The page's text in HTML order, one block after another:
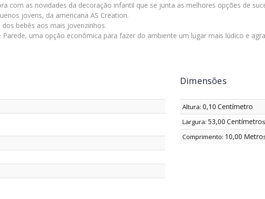
com as novidades da decoração infantil que se junta as melhores opções de
jovens, da americana AS Creation.
bebês aos mais jovenzinhos.
uma opção econômica para fazer do ambiente um lugar mais lúdico e
Dimensões
Altura: 0,10 Centímetro
Largura: 53,00 Centímetros
Comprimento: 10,00 Metro